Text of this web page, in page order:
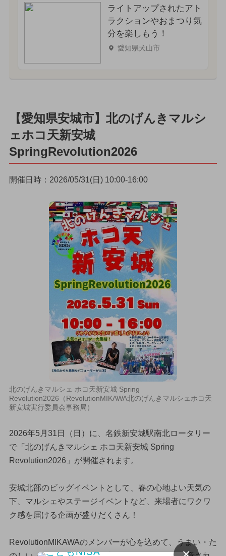
ライトアップされたアト
ラクションやおまつり気
分を楽しもう！
愛知県犬山市
【愛知県安城市】北のげんきマルシ
ェホコ天新安城
SpringRevolution2026
開催日時：2026/05/31(日) 10:00-16:00
北のげんきマルシェ ホコ天新安城 Spring
Revolution2026（RevolutionMIKAWA北のげんきマルシェホコ天
新安城実行委員会事務局）
2026年5月31日（日）に、名鉄新安城駅南北ロータリー
で「北のげんきマルシェ ホコ天新安城 Spring
Revolution2026」が開催されます。
安城北部のビッグイベントとして、春の心地よい天気の
下、マルシェやステージイベントなど、来場者にワクワ
ク感を届ける企画が盛りだくさん！
RevolutionMIKAWAのメンバーが心を込めて、うまい・た